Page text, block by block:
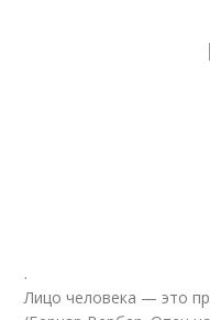
.
Лицо человека — это